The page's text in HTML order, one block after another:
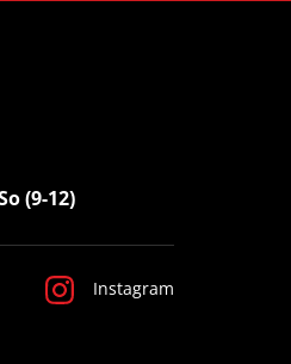
(9-12)
Instagram